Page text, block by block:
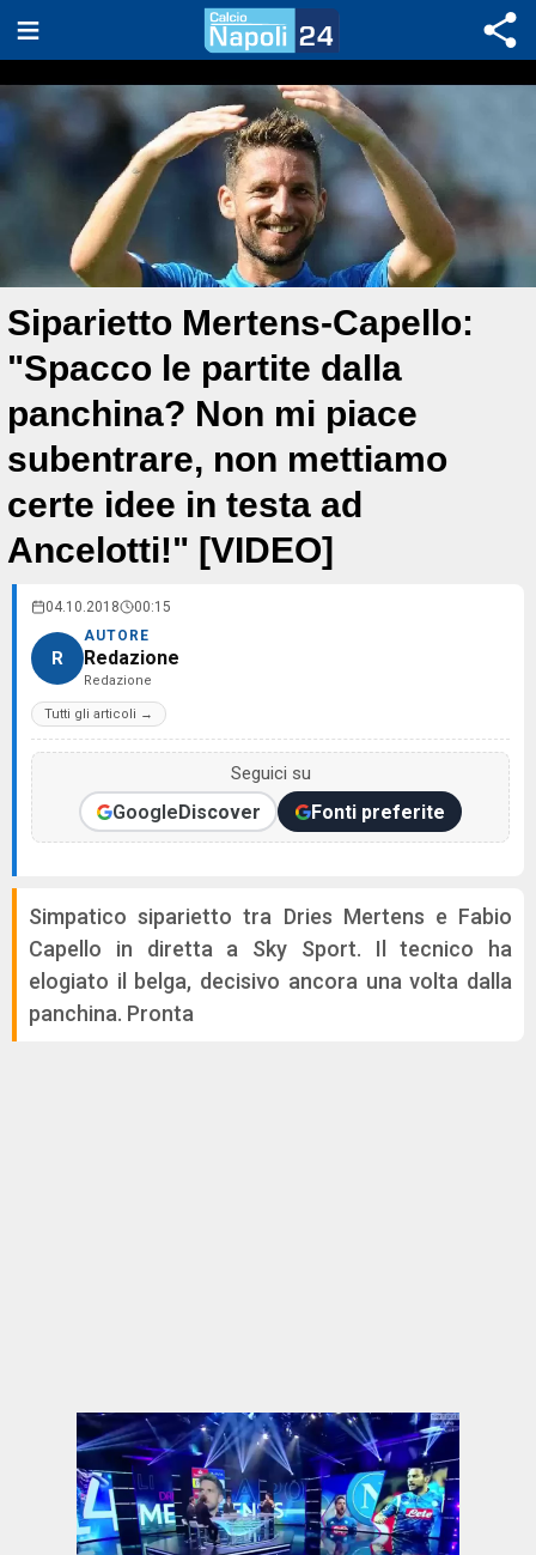
Siparietto Mertens-Capello:
"Spacco le partite dalla
panchina? Non mi piace
subentrare, non mettiamo
certe idee in testa ad
Ancelotti!" [VIDEO]
04.10.2018 00:15
R
AUTORE
Redazione
Redazione
Tutti gli articoli →
Seguici su
GoogleDiscover Fonti preferite
Simpatico siparietto tra Dries Mertens e Fabio
Capello in diretta a Sky Sport. Il tecnico ha
elogiato il belga, decisivo ancora una volta dalla
panchina. Pronta